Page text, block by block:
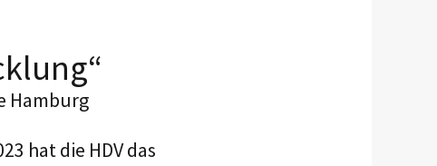
Hamburg
hat die HDV das